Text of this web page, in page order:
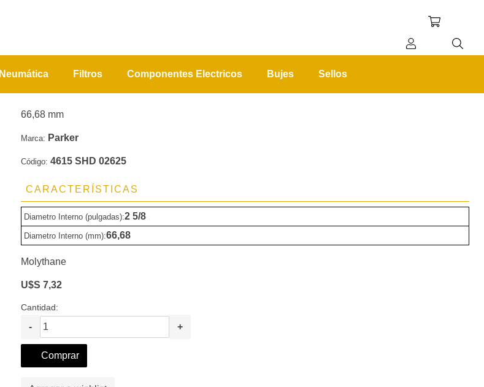
Neumática Filtros Componentes Electricos Bujes Sellos
66,68 mm
Marca: Parker
Código: 4615 SHD 02625
CARACTERÍSTICAS
Diametro Interno (pulgadas):2 5/8
Diametro Interno (mm):66,68
Molythane
U$S 7,32
Cantidad:
- +
Comprar